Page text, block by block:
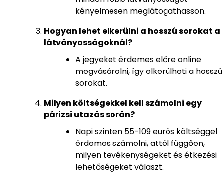
kényelmesen meglátogathasson.
Hogyan lehet elkerülni a hosszú sorokat a
látványosságoknál?
A jegyeket érdemes előre online
megvásárolni, így elkerülheti a hosszú
sorokat.
Milyen költségekkel kell számolni egy
párizsi utazás során?
Napi szinten 55-109 eurós költséggel
érdemes számolni, attól függően,
milyen tevékenységeket és étkezési
lehetőségeket választ.